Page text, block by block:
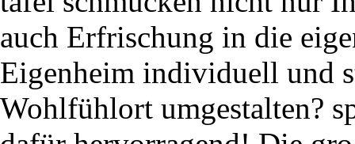
auch Erfrischung in die
Eigenheim individuell und
Wohlfühlort umgestalten?